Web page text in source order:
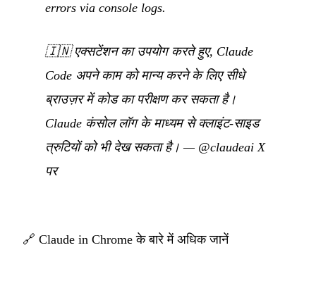
errors via console logs.
🇮🇳एक्सटेंशन का उपयोग करते हुए, Claude
Code अपने काम को मान्य करने के लिए सीधे
ब्राउज़र में कोड का परीक्षण कर सकता है।
Claude कंसोल लॉग के माध्यम से क्लाइंट-साइड
त्रुटियों को भी देख सकता है। — @claudeai X
पर
🔗 Claude in Chrome के बारे में अधिक जानें